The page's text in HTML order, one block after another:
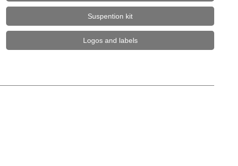
Suspention kit
Logos and labels